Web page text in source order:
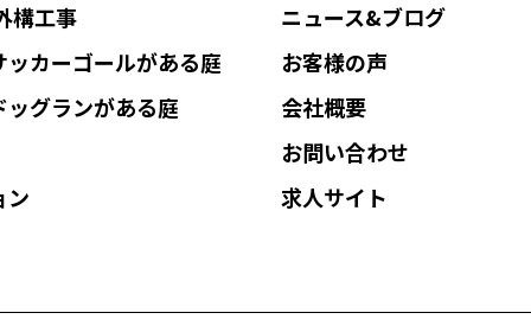
構工事
カーゴールがある庭
グランがある庭
ン
ニュース&ブログ
お客様の声
会社概要
お問い合わせ
求人サイト